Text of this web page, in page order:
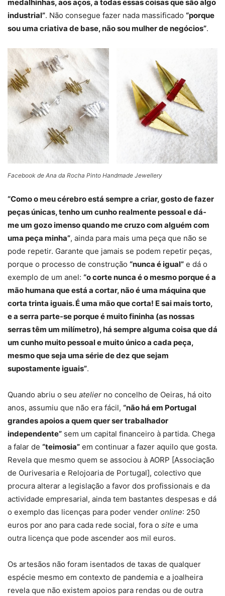
medalhinhas, aos aços, a todas essas coisas que são algo
industrial”. Não consegue fazer nada massificado “porque
sou uma criativa de base, não sou mulher de negócios”.
Facebook de Ana da Rocha Pinto Handmade Jewellery
“Como o meu cérebro está sempre a criar, gosto de fazer
peças únicas, tenho um cunho realmente pessoal e dá-
me um gozo imenso quando me cruzo com alguém com
uma peça minha”, ainda para mais uma peça que não se
pode repetir. Garante que jamais se podem repetir peças,
porque o processo de construção “nunca é igual” e dá o
exemplo de um anel: “o corte nunca é o mesmo porque é a
mão humana que está a cortar, não é uma máquina que
corta trinta iguais. É uma mão que corta! E sai mais torto,
e a serra parte-se porque é muito fininha (as nossas
serras têm um milímetro), há sempre alguma coisa que dá
um cunho muito pessoal e muito único a cada peça,
mesmo que seja uma série de dez que sejam
supostamente iguais”.
Quando abriu o seu atelier no concelho de Oeiras, há oito
anos, assumiu que não era fácil, “não há em Portugal
grandes apoios a quem quer ser trabalhador
independente” sem um capital financeiro à partida. Chega
a falar de “teimosia” em continuar a fazer aquilo que gosta.
Revela que mesmo quem se associou à AORP [Associação
de Ourivesaria e Relojoaria de Portugal], colectivo que
procura alterar a legislação a favor dos profissionais e da
actividade empresarial, ainda tem bastantes despesas e dá
o exemplo das licenças para poder vender online: 250
euros por ano para cada rede social, fora o site e uma
outra licença que pode ascender aos mil euros.
Os artesãos não foram isentados de taxas de qualquer
espécie mesmo em contexto de pandemia e a joalheira
revela que não existem apoios para rendas ou de outra